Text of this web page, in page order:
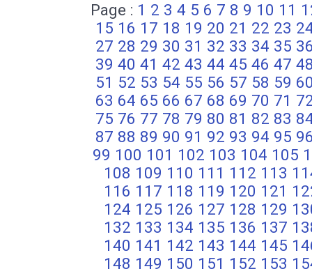
Page : 1 2 3 4 5 6 7 8 9 10 11
15 16 17 18 19 20 21 22 23
27 28 29 30 31 32 33 34 35
39 40 41 42 43 44 45 46 47
51 52 53 54 55 56 57 58 59
63 64 65 66 67 68 69 70 71
75 76 77 78 79 80 81 82 83
87 88 89 90 91 92 93 94 95
99 100 101 102 103 104 105
108 109 110 111 112 113
116 117 118 119 120 121
124 125 126 127 128 129
132 133 134 135 136 137
140 141 142 143 144 145
148 149 150 151 152 153